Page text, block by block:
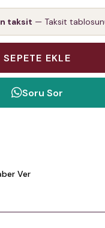
taksit — Taksit
Soru Sor
Ver